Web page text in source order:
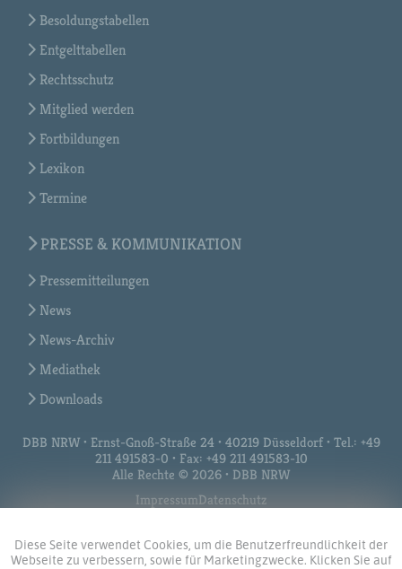
Diese Seite verwendet Cookies, um die Benutzerfreundlichkeit der
Webseite zu verbessern, sowie für Marketingzwecke. Klicken Sie auf
Besoldungstabellen
Entgelttabellen
Rechtsschutz
Mitglied werden
Fortbildungen
Lexikon
Termine
PRESSE & KOMMUNIKATION
Pressemitteilungen
News
News-Archiv
Mediathek
Downloads
DBB NRW • Ernst-Gnoß-Straße 24 • 40219 Düsseldorf • Tel.: +49
211 491583-0 • Fax: +49 211 491583-10
Alle Rechte © 2026 • DBB NRW
ImpressumDatenschutz